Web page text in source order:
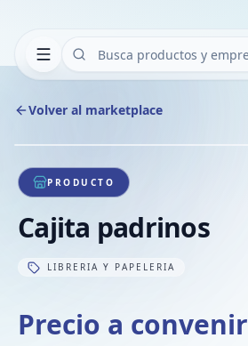
Volver al marketplace
1/1
PRODUCTO
Cajita padrinos
LIBRERIA Y PAPELERIA
Precio a convenir